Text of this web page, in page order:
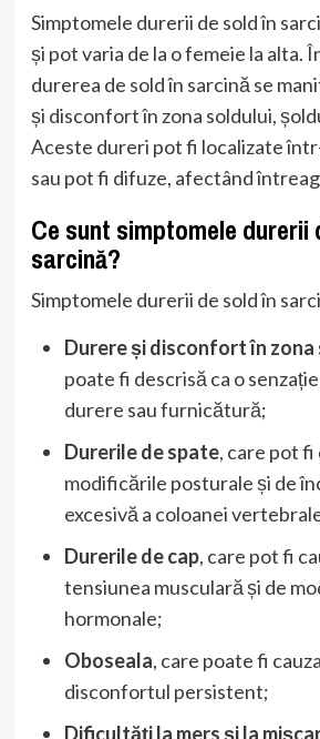
Simptomele durerii de sold în
și pot varia de la o femeie la alta.
durerea de sold în sarcină se
și disconfort în zona soldului,
Aceste dureri pot fi localizate
sau pot fi difuze, afectând
Ce sunt simptomele durerii
sarcină?
Simptomele durerii de sold în
Durere și disconfort în zona
poate fi descrisă ca o
durere sau furnicătură;
Durerile de spate, care pot fi
modificările posturale și de
excesivă a coloanei
Durerile de cap, care pot fi
tensiunea musculară și de
hormonale;
Oboseala, care poate fi
disconfortul persistent;
Dificultăți la mers și la